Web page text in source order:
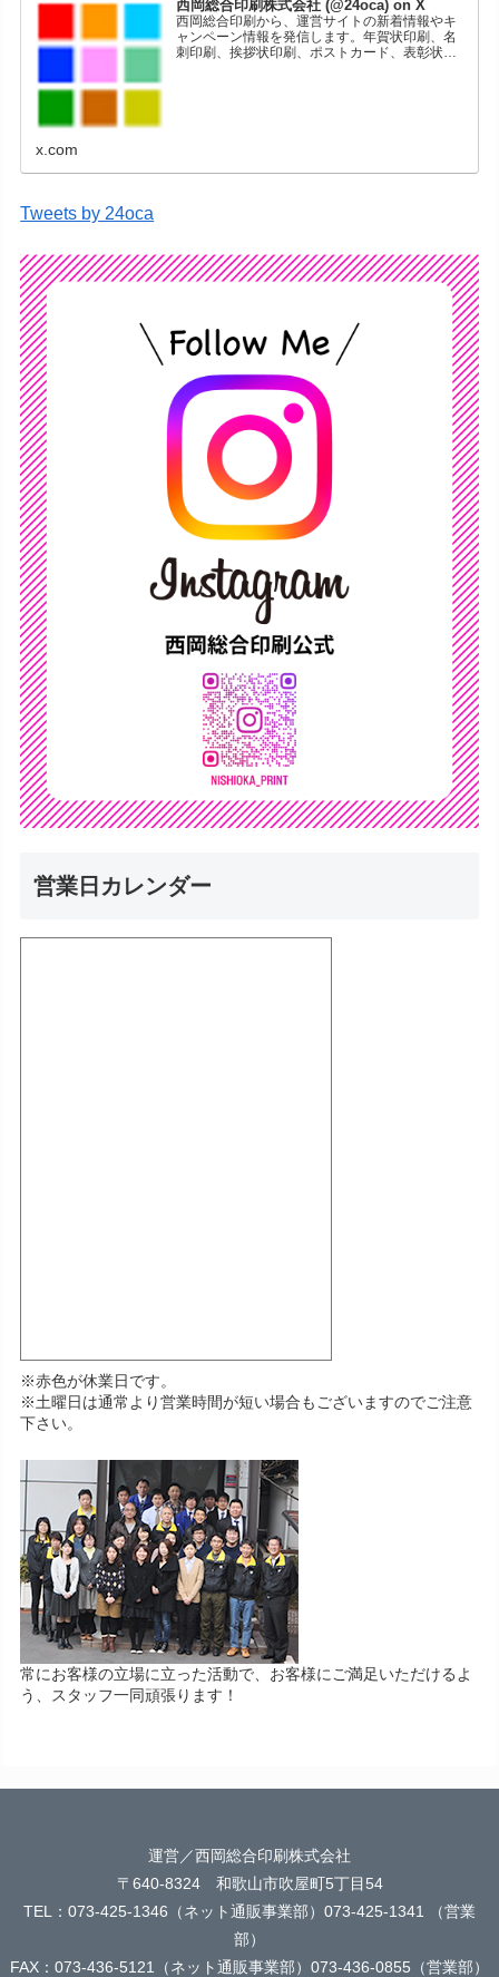
西岡総合印刷株式会社 (@24oca) on X
西岡総合印刷から、運営サイトの新着情報やキ
ャンペーン情報を発信します。年賀状印刷、名
刺印刷、挨拶状印刷、ポストカード、表彰状印
x.com
Tweets by 24oca
営業日カレンダー
※赤色が休業日です。
※土曜日は通常より営業時間が短い場合もございますのでご注意
下さい。
常にお客様の立場に立った活動で、お客様にご満足いただけるよ
う、スタッフ一同頑張ります！
運営／西岡総合印刷株式会社
〒640-8324 和歌山市吹屋町5丁目54
TEL：073-425-1346（ネット通販事業部）073-425-1341 （営業
部）
FAX：073-436-5121（ネット通販事業部）073-436-0855（営業部）